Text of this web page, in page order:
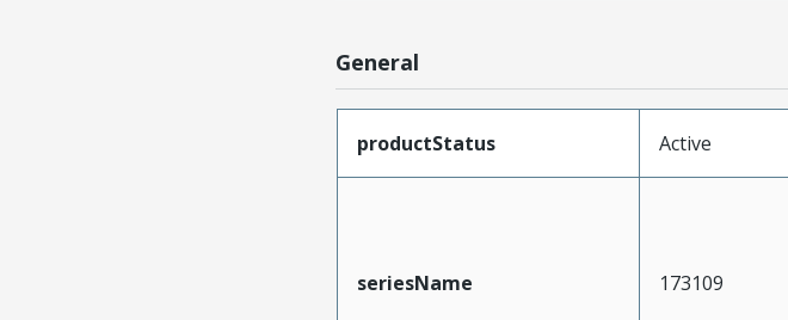
General
productStatus Active
seriesName 173109